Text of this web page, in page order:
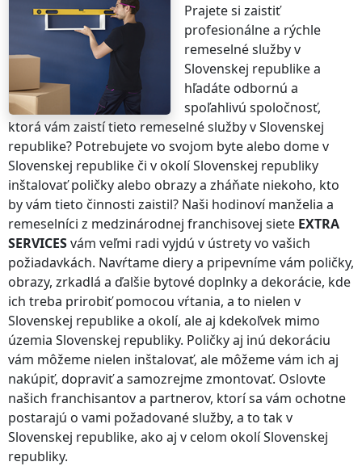
Prajete si zaistiť
profesionálne a rýchle
remeselné službyv
Slovenskej republikea
hľadáte odbornú a
spoľahlivú spoločnosť,
ktorá vám zaistí tieto remeselné službyv Slovenskej
republike? Potrebujete vo svojom byte alebo domev
Slovenskej republike či v okolíSlovenskej republiky
inštalovať poličky alebo obrazy a zháňate niekoho, kto
by vám tieto činnosti zaistil? Naši hodinoví manželia a
remeselníci z medzinárodnej franchisovej siete EXTRA
SERVICESvám veľmi radi vyjdú v ústrety vo vašich
požiadavkách. Navŕtame diery a pripevníme vám poličky,
obrazy, zrkadlá a ďalšie bytové doplnky a dekorácie, kde
ich treba prirobiť pomocou vŕtania, a to nielen v
Slovenskej republikea okolí, ale aj kdekoľvek mimo
územia Slovenskej republiky. Poličky aj inú dekoráciu
vám môžeme nielen inštalovať, ale môžeme vám ich aj
nakúpiť, dopraviť a samozrejme zmontovať. Oslovte
našich franchisantov a partnerov, ktorí sa vám ochotne
postarajú o vami požadované služby, a to takv
Slovenskej republike, ako aj v celom okolíSlovenskej
republiky.